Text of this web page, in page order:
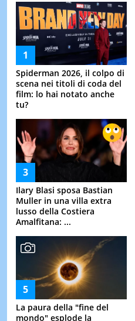
Spiderman 2026, il colpo di
scena nei titoli di coda del
film: lo hai notato anche
tu?
Ilary Blasi sposa Bastian
Muller in una villa extra
lusso della Costiera
Amalfitana: ...
La paura della "fine del
mondo" esplode la